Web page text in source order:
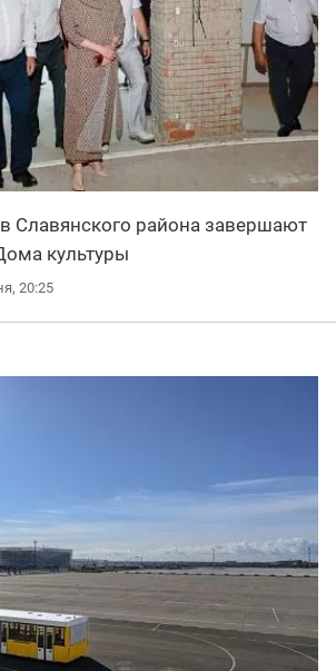
Славянского района завершают
культуры
20:25